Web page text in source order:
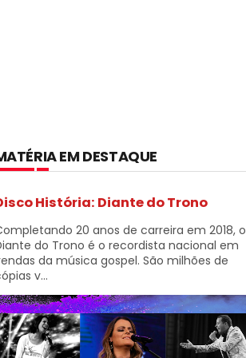
EM DESTAQUE
História: Diante do Trono
20 anos de carreira em 2018, o
do Trono é o recordista nacional em
da música gospel. São milhões de
v...